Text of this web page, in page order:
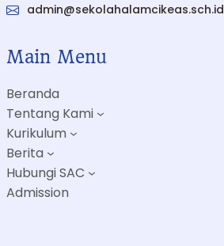
admin@sekolahalamcikeas.sch.id
Main Menu
Beranda
Tentang Kami
Kurikulum
Berita
Hubungi SAC
Admission